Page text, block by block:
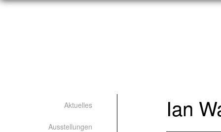
Aktuelles
Ausstellungen
Ian